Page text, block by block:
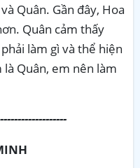
Quân. Gần đây, Hoa
Quân cảm thấy
làm gì và thể hiện
Quân, em nên làm